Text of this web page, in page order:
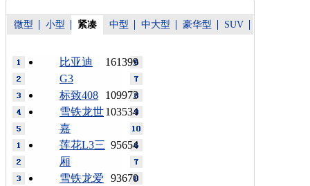
微型 小型 紧凑 中型 中大型 豪华型 SUV
161399
比亚迪
G3
109973
标致408
103534
雪铁龙世
嘉
95654
莲花L3三
厢
93670
雪铁龙爱